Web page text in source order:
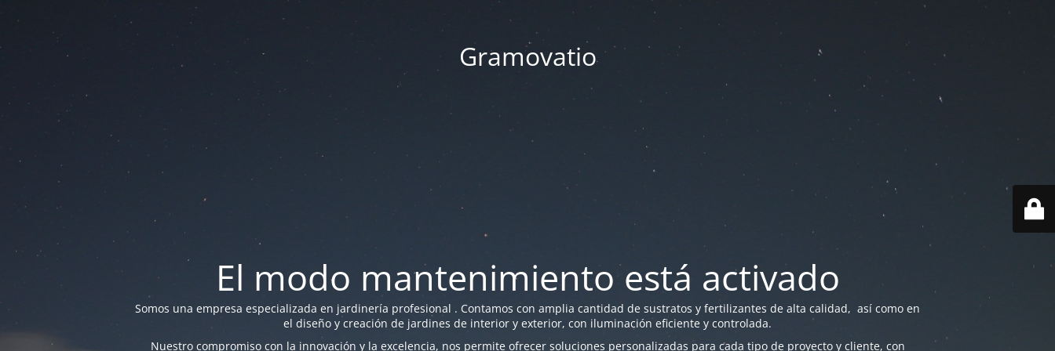
Gramovatio
El modo mantenimiento está activado
Somos una empresa especializada en jardinería profesional . Contamos con amplia cantidad de sustratos y fertilizantes de alta calidad, así como en
el diseño y creación de jardines de interior y exterior, con iluminación eficiente y controlada.
Nuestro compromiso con la innovación y la excelencia, nos permite ofrecer soluciones personalizadas para cada tipo de proyecto y cliente, con